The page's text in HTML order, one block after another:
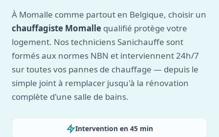
À Momalle comme partout en Belgique, choisir un
chauffagiste Momalle qualifié protège votre
logement. Nos techniciens Sanichauffe sont
formés aux normes NBN et interviennent 24h/7
sur toutes vos pannes de chauffage — depuis le
simple joint à remplacer jusqu'à la rénovation
complète d'une salle de bains.
Intervention en 45 min